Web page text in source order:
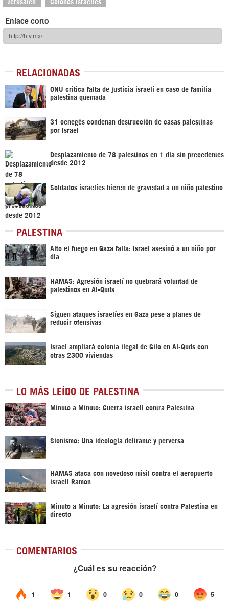
Enlace corto
RELACIONADAS
ONU critica falta de justicia israelí en caso de familia
palestina quemada
31 oenegés condenan destrucción de casas palestinas
por Israel
Desplazamiento de 78 palestinos en 1 día sin precedentes
desde 2012
Soldados israelíes hieren de gravedad a un niño palestino
PALESTINA
Alto el fuego en Gaza falla: Israel asesinó a un niño por
día
HAMAS: Agresión israelí no quebrará voluntad de
palestinos en Al-Quds
Siguen ataques israelíes en Gaza pese a planes de
reducir ofensivas
Israel ampliará colonia ilegal de Gilo en Al-Quds con
otras 2300 viviendas
LO MÁS LEÍDO DE PALESTINA
Minuto a Minuto: Guerra israelí contra Palestina
Sionismo: Una ideología delirante y perversa
HAMAS ataca con novedoso misil contra el aeropuerto
israelí Ramon
Minuto a Minuto: La agresión israelí contra Palestina en
directo
COMENTARIOS